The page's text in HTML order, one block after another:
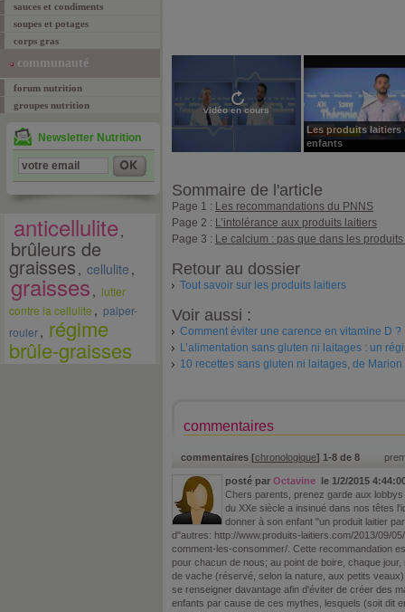
sauces et condiments
soupes et potages
corps gras
communauté
forum nutrition
groupes nutrition
Newsletter Nutrition
anticellulite,
brûleurs de
graisses , cellulite ,
graisses , lutter
contre la cellulite , palper-
rouler, régime
brûle-graisses
vidéo en cours
Les produits laitiers
enfants
Sommaire de l'article
Page 1 : Les recommandations du PNNS
Page 2 : L’intolérance aux produits laitiers
Page 3 : Le calcium : pas que dans les
Retour au dossier
Tout savoir sur les produits laitiers
Voir aussi :
Comment éviter une carence en vitamine D ?
L’alimentation sans gluten ni laitages : un
10 recettes sans gluten ni laitages, de
commentaires
commentaires [chronologique] 1-8 de 8
posté par Octavine le 1/2/2015
Chers parents, prenez garde aux
du XXe siècle a insinué dans nos têtes
donner à son enfant "un produit laitier
d''autres: http://www.produits-laitiers.com/2013/09/
comment-les-consommer/. Cette recommandation
pour chacun de nous; au point de boire, chaque
de vache (réservé, selon la nature, aux petits
se renseigner davantage afin d'éviter de créer des
enfants par cause de ces mythes, lesquels (soit dit